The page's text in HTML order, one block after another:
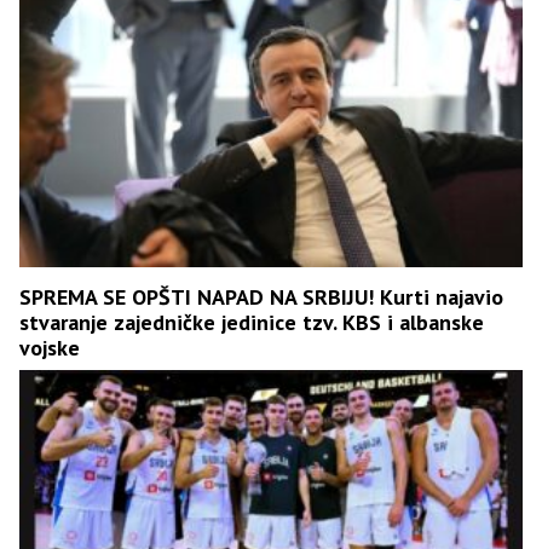
SPREMA SE OPŠTI NAPAD NA SRBIJU! Kurti najavio
stvaranje zajedničke jedinice tzv. KBS i albanske
vojske